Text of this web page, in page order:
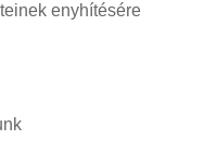
enyhítésére